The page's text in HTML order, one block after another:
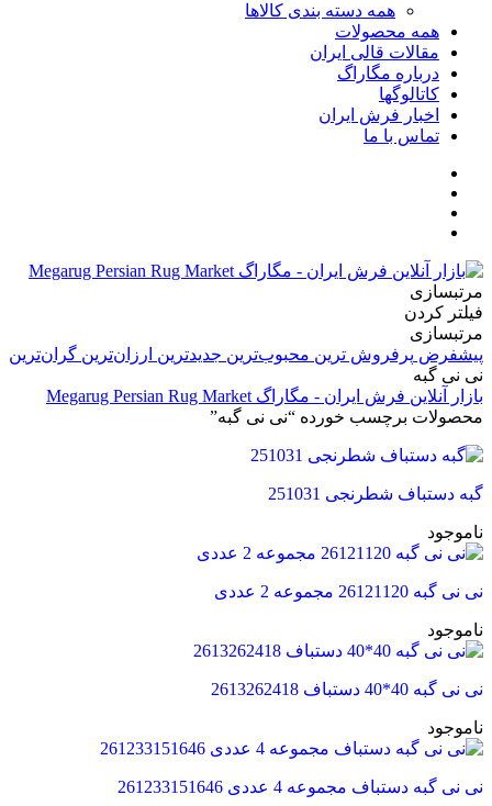
همه دسته بندی کالاها
همه محصولات
مقالات قالی ایران
درباره مگاراگ
کاتالوگها
اخبار فرش ایران
تماس با ما
مرتبسازی
فیلتر کردن
مرتبسازی
پیشفرض پرفروش ترین محبوب‌ترین جدیدترین ارزان‌ترین گران‌ترین
نی نی گبه
بازار آنلاین فرش ایران - مگاراگ Megarug Persian Rug Market
محصولات برچسب خورده “نی نی گبه”
گبه دستباف شطرنجی 251031
ناموجود
نی نی گبه 26121120 مجموعه 2 عددی
ناموجود
نی نی گبه 40*40 دستباف 2613262418
ناموجود
نی نی گبه دستباف مجموعه 4 عددی 261233151646